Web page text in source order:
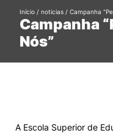
Cursos
Candidatos
Formative Offer
Campanha
Nós”
Início / noticias / Campanha
A Escola Superior de